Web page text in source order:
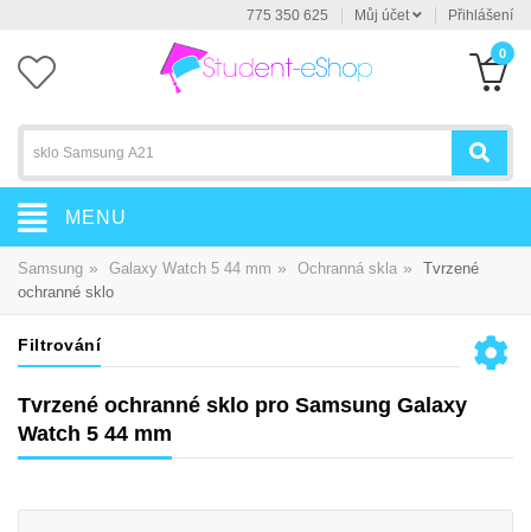
775 350 625 Můj účet Přihlášení
0
MENU
Samsung » Galaxy Watch 5 44 mm » Ochranná skla »
Tvrzené
ochranné sklo
Filtrování
Tvrzené ochranné sklo pro Samsung Galaxy
Watch 5 44 mm